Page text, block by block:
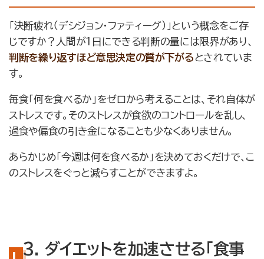
「決断疲れ（デシジョン・ファティーグ）」という概念をご存
じですか？人間が1日にできる判断の量には限界があり、
判断を繰り返すほど意思決定の質が下がるとされていま
す。
毎食「何を食べるか」をゼロから考えることは、それ自体が
ストレスです。そのストレスが食欲のコントロールを乱し、
過食や偏食の引き金になることも少なくありません。
あらかじめ「今週は何を食べるか」を決めておくだけで、こ
のストレスをぐっと減らすことができますよ。
3. ダイエットを加速させる「食事